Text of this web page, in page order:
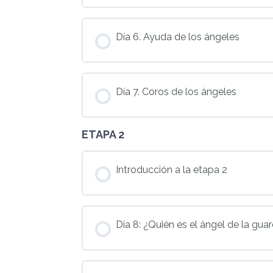
Día 6. Ayuda de los ángeles
Día 7. Coros de los ángeles
ETAPA 2
Introducción a la etapa 2
Día 8: ¿Quién es el ángel de la